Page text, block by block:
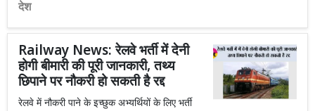
देश
Railway News: रेलवे भर्ती में देनी
होगी बीमारी की पूरी जानकारी, तथ्य
छिपाने पर नौकरी हो सकती है रद्द
रेलवे में नौकरी पाने के इच्छुक अभ्यर्थियों के लिए भर्ती